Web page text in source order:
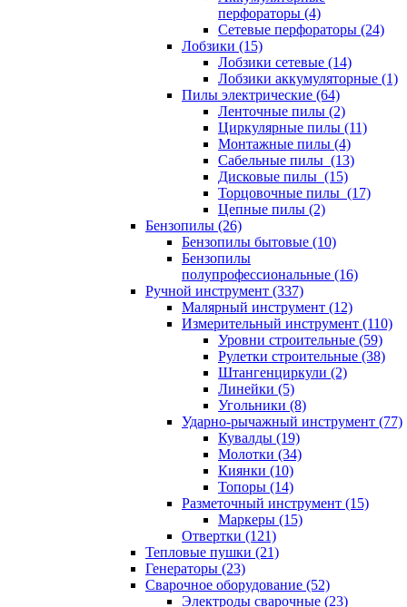
перфораторы (4)
Сетевые перфораторы (24)
Лобзики (15)
Лобзики сетевые (14)
Лобзики аккумуляторные (1)
Пилы электрические (64)
Ленточные пилы (2)
Циркулярные пилы (11)
Монтажные пилы (4)
Сабельные пилы (13)
Дисковые пилы (15)
Торцовочные пилы (17)
Цепные пилы (2)
Бензопилы (26)
Бензопилы бытовые (10)
Бензопилы
полупрофессиональные (16)
Ручной инструмент (337)
Малярный инструмент (12)
Измерительный инструмент (110)
Уровни строительные (59)
Рулетки строительные (38)
Штангенциркули (2)
Линейки (5)
Угольники (8)
Ударно-рычажный инструмент (77)
Кувалды (19)
Молотки (34)
Киянки (10)
Топоры (14)
Разметочный инструмент (15)
Маркеры (15)
Отвертки (121)
Тепловые пушки (21)
Генераторы (23)
Сварочное оборудование (52)
Электроды сварочные (23)